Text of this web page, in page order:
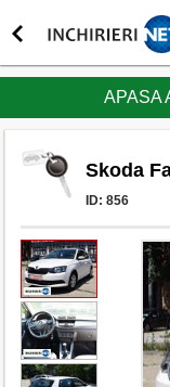
APASA
Skoda
ID: 856